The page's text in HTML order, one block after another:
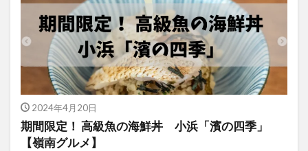
2024年4月20日
期間限定！ 高級魚の海鮮丼 小浜「濱の四季」
【嶺南グルメ】